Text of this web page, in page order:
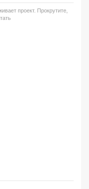
проект. Прокрутите,